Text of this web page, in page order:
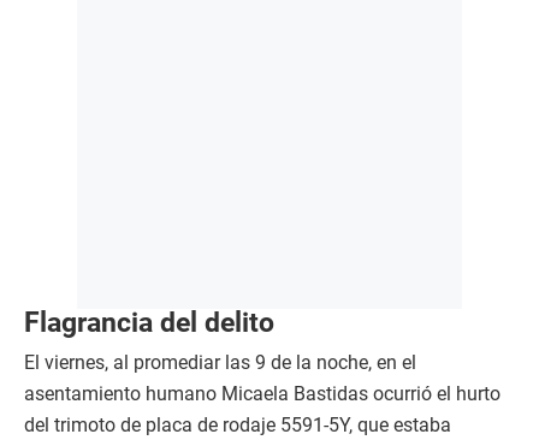
Flagrancia del delito
El viernes, al promediar las 9 de la noche, en el
asentamiento humano Micaela Bastidas ocurrió el hurto
del trimoto de placa de rodaje 5591-5Y, que estaba